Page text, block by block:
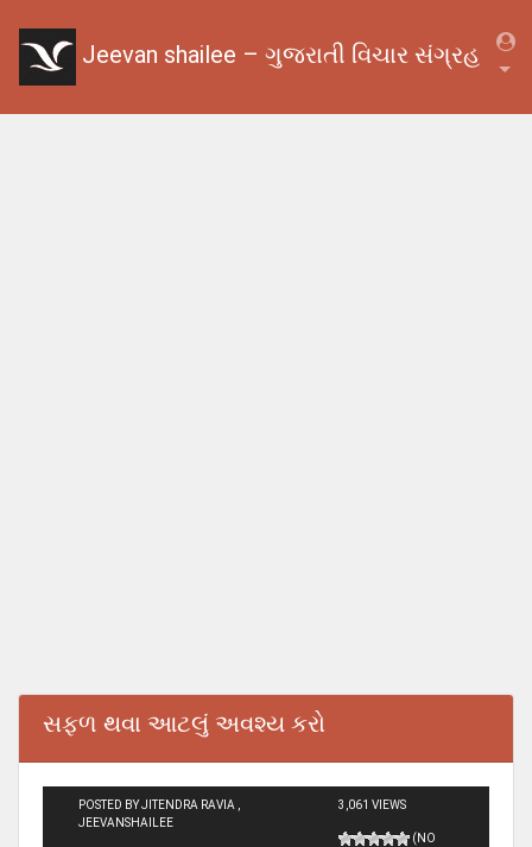
Jeevan shailee – ગુજરાતી વિચાર સંગ્રહ
સફળ થવા આટલું અવશ્ય કરો
POSTED BY JITENDRA RAVIA ,
JEEVANSHAILEE
3,061 VIEWS
(NO